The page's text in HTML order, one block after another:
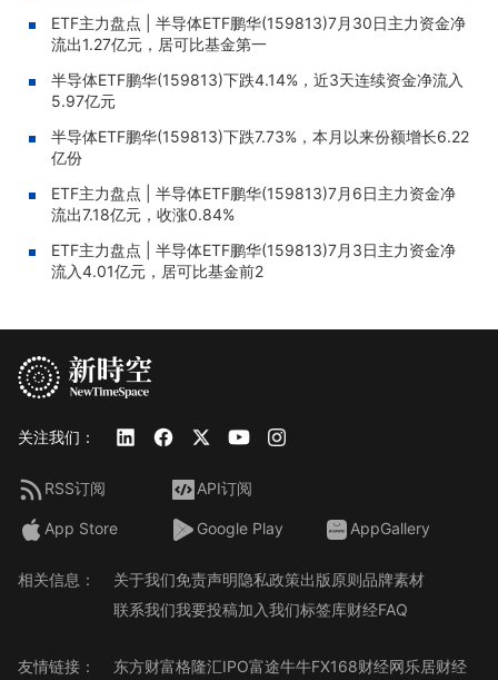
ETF主力盘点 | 半导体ETF鹏华(159813)7月30日主力资金净
流出1.27亿元，居可比基金第一
半导体ETF鹏华(159813)下跌4.14%，近3天连续资金净流入
5.97亿元
半导体ETF鹏华(159813)下跌7.73%，本月以来份额增长6.22
亿份
ETF主力盘点 | 半导体ETF鹏华(159813)7月6日主力资金净
流出7.18亿元，收涨0.84%
ETF主力盘点 | 半导体ETF鹏华(159813)7月3日主力资金净
流入4.01亿元，居可比基金前2
关注我们：
RSS订阅 API订阅
App Store Google Play AppGallery
相关信息： 关于我们免责声明隐私政策出版原则品牌素材
联系我们我要投稿加入我们标签库财经FAQ
友情链接： 东方财富格隆汇IPO富途牛牛FX168财经网乐居财经